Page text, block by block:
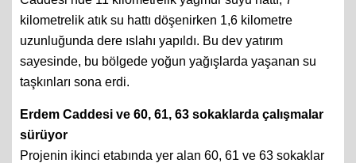
kilometrelik atık su hattı döşenirken 1,6 kilometre
uzunluğunda dere ıslahı yapıldı. Bu dev yatırım
sayesinde, bu bölgede yoğun yağışlarda yaşanan su
taşkınları sona erdi.
Erdem Caddesi ve 60, 61, 63 sokaklarda çalışmalar
sürüyor
Projenin ikinci etabında yer alan 60, 61 ve 63 sokaklar